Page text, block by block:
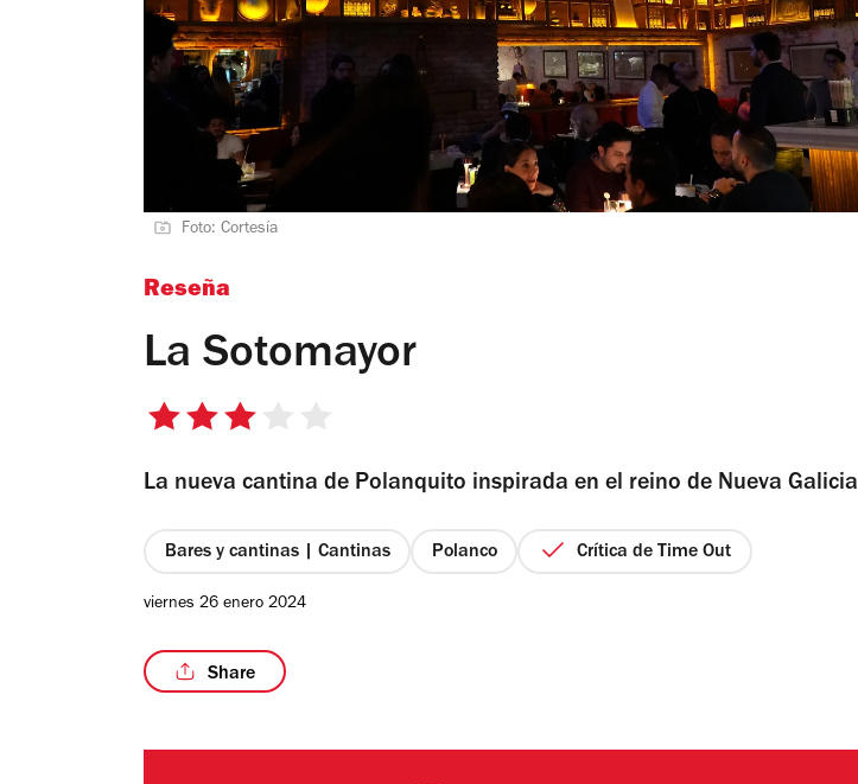
Foto: Cortesía
Reseña
La Sotomayor
3
5
La nueva cantina de Polanquito inspirada en el reino de Nueva Galicia
Bares y cantinas | Cantinas Polanco Crítica de Time Out
viernes 26 enero 2024
Share